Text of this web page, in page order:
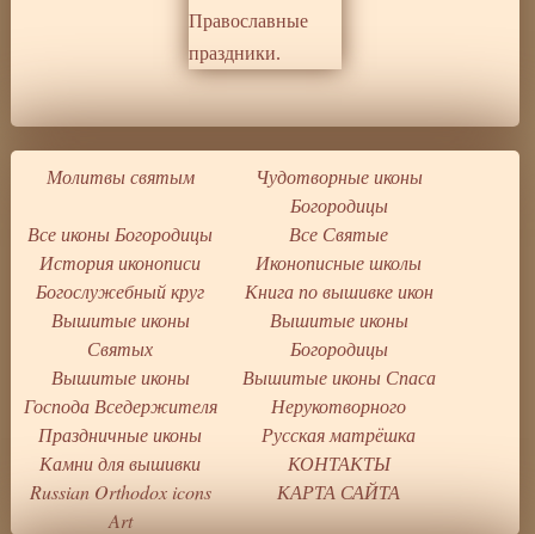
Молитвы святым
Чудотворные иконы
Богородицы
Все иконы Богородицы
Все Святые
История иконописи
Иконописные школы
Богослужебный круг
Книга по вышивке икон
Вышитые иконы
Святых
Вышитые иконы
Богородицы
Вышитые иконы
Господа Вседержителя
Вышитые иконы Спаса
Нерукотворного
Праздничные иконы
Русская матрёшка
Камни для вышивки
КОНТАКТЫ
Russian Orthodox icons
Art
КАРТА САЙТА